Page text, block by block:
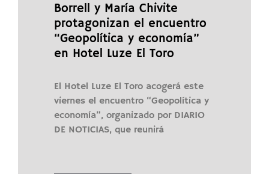
Borrell y María Chivite
protagonizan el encuentro
“Geopolítica y economía”
en Hotel Luze El Toro
El Hotel Luze El Toro acogerá este
viernes el encuentro “Geopolítica y
economía”, organizado por DIARIO
DE NOTICIAS, que reunirá